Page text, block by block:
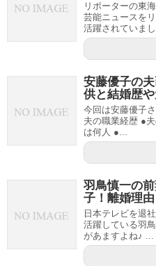
リポーターの東
芸能ニュースを
活躍されていま
安藤優子の
供と結婚歴
今回は安藤優子
夫の職業経歴 ●
は何人 ●...
羽鳥慎一の
子！離婚理
日本テレビを退
活躍している羽
があますよね♪ ...